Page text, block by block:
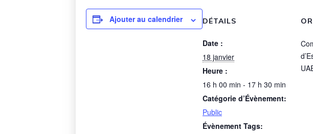
Ajouter au calendrier DÉTAILS
Date :
18 janvier
Heure :
16 h 00 min - 17 h 30 min
Catégorie d’Évènement:
Public
Évènement Tags: